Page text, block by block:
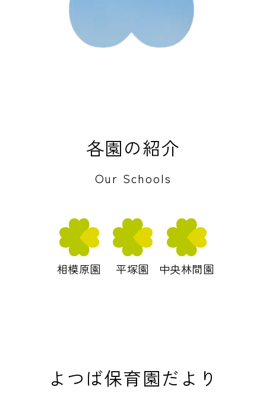
各園の紹介
Our Schools
相模原園 平塚園 中央林間園
よつば保育園だより